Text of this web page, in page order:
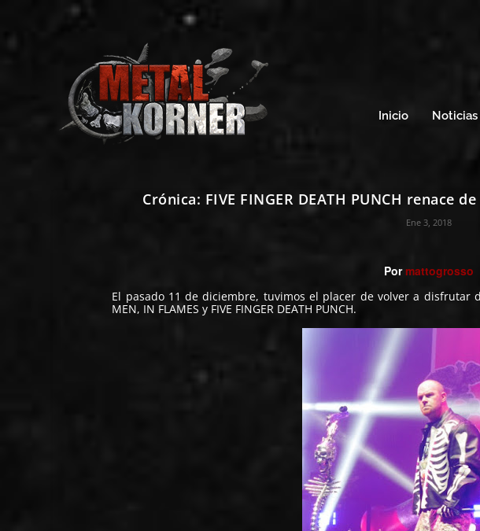
Inicio Noticias
Crónica: FIVE FINGER DEATH PUNCH renace
Ene 3, 2018
Pormattogrosso
El pasado 11 de diciembre, tuvimos el placer de volver a disfrutar
MEN, IN FLAMES y FIVE FINGER DEATH PUNCH.